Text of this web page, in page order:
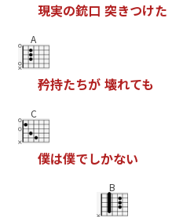
現実の銃口 突きつけた
A
矜持たちが 壊れても
C
僕は僕でしかない
B